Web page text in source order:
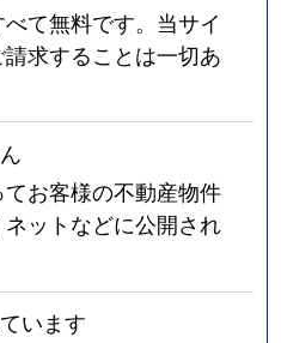
て無料です。当サイ
求することは一切あ
お客様の不動産物件
ットなどに公開され
います